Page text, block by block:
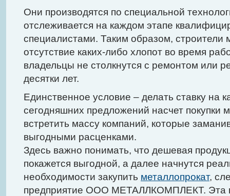
Они производятся по специальной
отслеживается на каждом этапе
специалистами. Таким образом, строители
отсутствие каких-либо хлопот во время
владельцы не столкнутся с ремонтом или
десятки лет.
Единственное условие – делать ставку на
сегодняшних предложений насчет покупки
встретить массу компаний, которые
выгодными расценками.
Здесь важно понимать, что дешевая
покажется выгодной, а далее начнутся
необходимости закупить металлопрокат,
предприятие ООО МЕТАЛЛКОМПЛЕКТ. Эта